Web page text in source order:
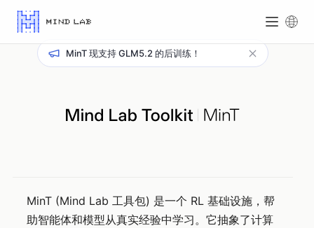
MinT 现支持 GLM5.2 的后训练！
MinT (Mind Lab 工具包) 是一个 RL 基础设施，帮
助智能体和模型从真实经验中学习。它抽象了计算